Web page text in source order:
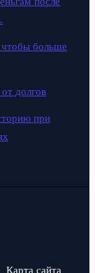
больше
долгов
при
Карта сайта